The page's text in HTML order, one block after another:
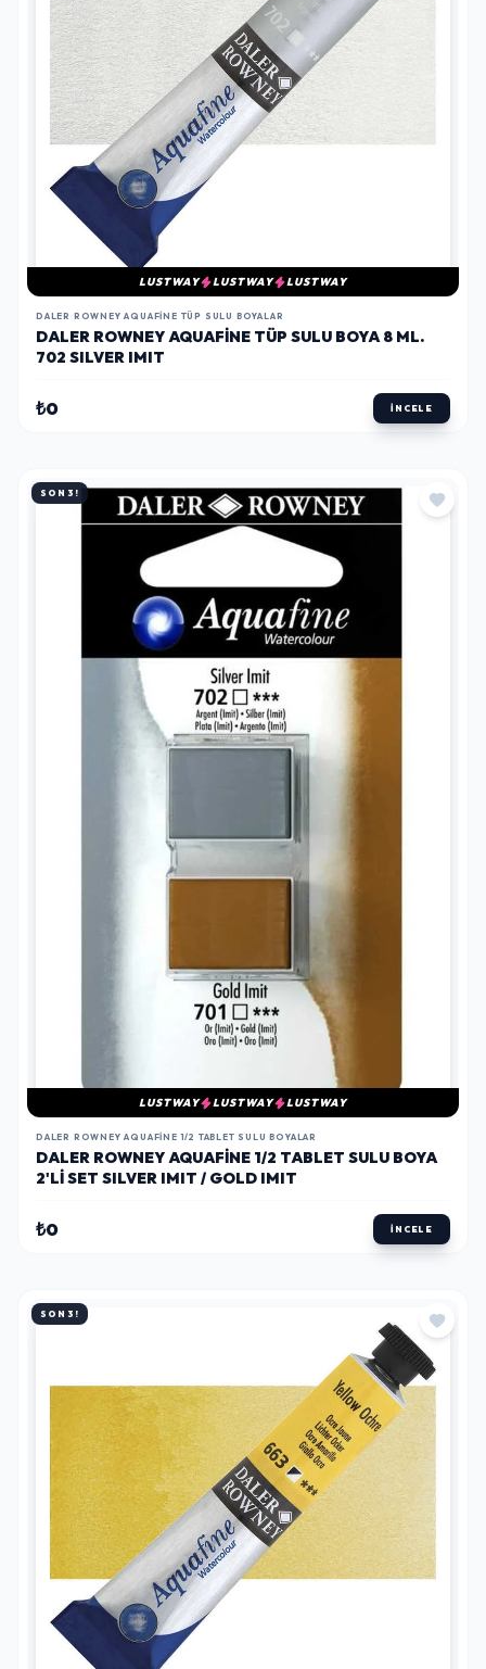
LUSTWAY LUSTWAY LUSTWAY
DALER ROWNEY AQUAFINE TÜP SULU BOYALAR
DALER ROWNEY AQUAFINE TÜP SULU BOYA 8 ML.
702 SILVER IMIT
₺0 İNCELE
SON 3!
LUSTWAY LUSTWAY LUSTWAY
DALER ROWNEY AQUAFINE 1/2 TABLET SULU BOYALAR
DALER ROWNEY AQUAFINE 1/2 TABLET SULU BOYA
2'LI SET SILVER IMIT / GOLD IMIT
₺0 İNCELE
SON 3!